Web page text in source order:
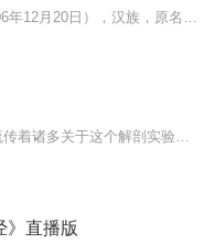
》直播版